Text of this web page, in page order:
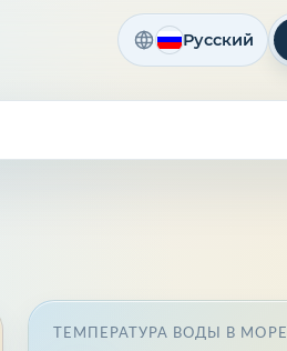
Русский
ТЕМПЕРАТУРА ВОДЫ В МОРЕ